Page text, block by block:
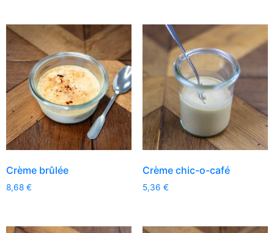
Crème brûlée
8,68 €
Crème chic-o-café
5,36 €